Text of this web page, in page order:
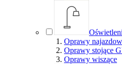
Oprawy
Oprawy stojące
Oprawy wiszące